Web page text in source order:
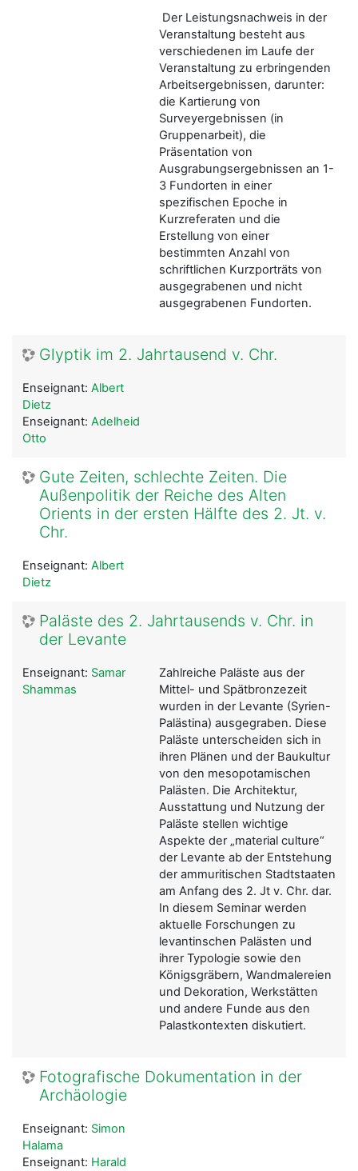
Der Leistungsnachweis in der
Veranstaltung besteht aus
verschiedenen im Laufe der
Veranstaltung zu erbringenden
Arbeitsergebnissen, darunter:
die Kartierung von
Surveyergebnissen (in
Gruppenarbeit), die
Präsentation von
Ausgrabungsergebnissen an 1-
3 Fundorten in einer
spezifischen Epoche in
Kurzreferaten und die
Erstellung von einer
bestimmten Anzahl von
schriftlichen Kurzporträts von
ausgegrabenen und nicht
ausgegrabenen Fundorten.
Glyptik im 2. Jahrtausend v. Chr.
Enseignant: Albert
Dietz
Enseignant: Adelheid
Otto
Gute Zeiten, schlechte Zeiten. Die
Außenpolitik der Reiche des Alten
Orients in der ersten Hälfte des 2. Jt. v.
Chr.
Enseignant: Albert
Dietz
Paläste des 2. Jahrtausends v. Chr. in
der Levante
Zahlreiche Paläste aus der
Mittel- und Spätbronzezeit
wurden in der Levante (Syrien-
Palästina) ausgegraben. Diese
Paläste unterscheiden sich in
ihren Plänen und der Baukultur
von den mesopotamischen
Palästen. Die Architektur,
Ausstattung und Nutzung der
Paläste stellen wichtige
Aspekte der „material culture“
der Levante ab der Entstehung
der ammuritischen Stadtstaaten
am Anfang des 2. Jt v. Chr. dar.
In diesem Seminar werden
aktuelle Forschungen zu
levantinschen Palästen und
ihrer Typologie sowie den
Königsgräbern, Wandmalereien
und Dekoration, Werkstätten
und andere Funde aus den
Palastkontexten diskutiert.
Enseignant: Samar
Shammas
Fotografische Dokumentation in der
Archäologie
Enseignant: Simon
Halama
Enseignant: Harald